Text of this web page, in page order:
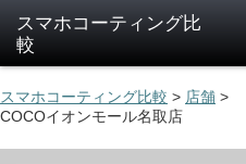
スマホコーティング比較 > 店舗 >
COCOイオンモール名取店